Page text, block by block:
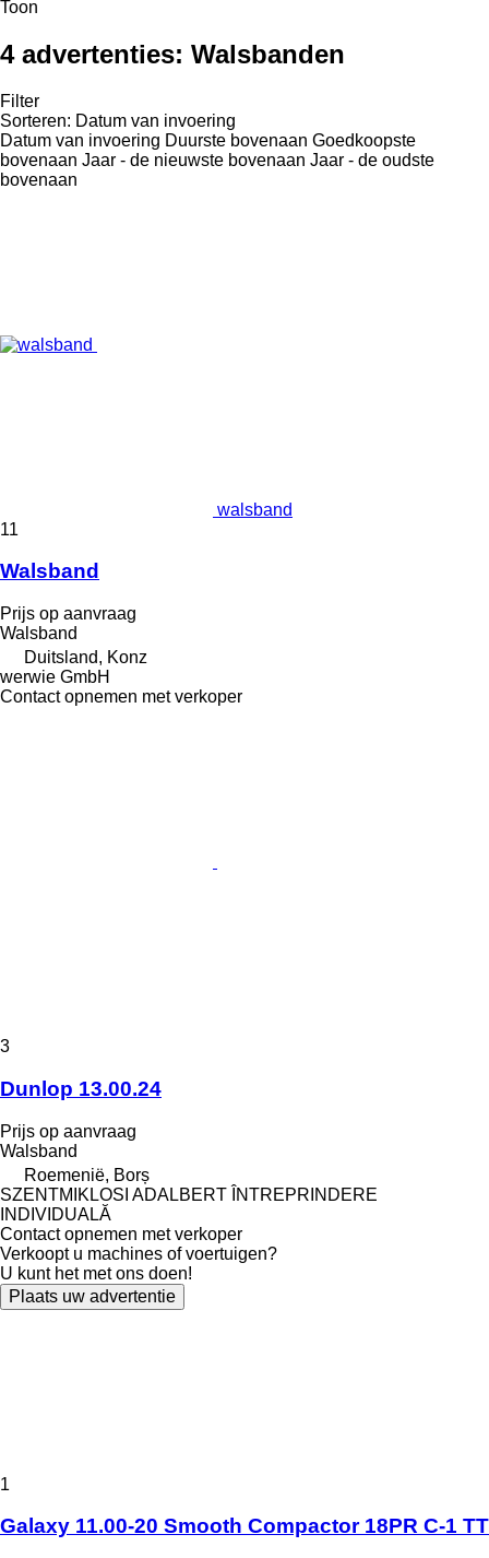
Toon
4 advertenties: Walsbanden
Filter
Sorteren: Datum van invoering
Datum van invoering Duurste bovenaan Goedkoopste
bovenaan Jaar - de nieuwste bovenaan Jaar - de oudste
bovenaan
walsband
11
Walsband
Prijs op aanvraag
Walsband
Duitsland, Konz
werwie GmbH
Contact opnemen met verkoper
3
Dunlop 13.00.24
Prijs op aanvraag
Walsband
Roemenië, Borș
SZENTMIKLOSI ADALBERT ÎNTREPRINDERE
INDIVIDUALĂ
Contact opnemen met verkoper
Verkoopt u machines of voertuigen?
U kunt het met ons doen!
Plaats uw advertentie
1
Galaxy 11.00-20 Smooth Compactor 18PR C-1 TT